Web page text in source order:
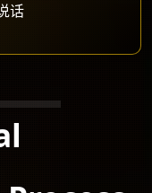
话
｜传统业务AI升级